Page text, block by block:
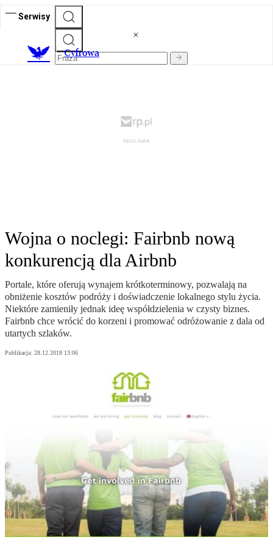
Serwisy
Cyfrowa
Wojna o noclegi: Fairbnb nową
konkurencją dla Airbnb
Portale, które oferują wynajem krótkoterminowy, pozwalają na
obniżenie kosztów podróży i doświadczenie lokalnego stylu życia.
Niektóre zamieniły jednak ideę współdzielenia w czysty biznes.
Fairbnb chce wrócić do korzeni i promować odróżowanie z dala od
utartych szlaków.
Publikacja: 28.12.2018 13:06